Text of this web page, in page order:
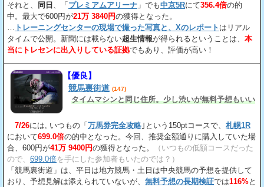
それと、
同日 、「 プレミアムアリーナ 」でも中京5Rにて356.4倍の的
中。最大で600円が21万 3840円の獲得となった。
… トレーニングセンターの現場で撮った写真と、Xのレポート はリアル
タイムで公開。新聞には載らない超生情報が得られるということは、 本
当にトレセンに出入りしている証拠でもあり、評価が高い！
【優良】
競馬裏街道 (147)
タイムマシンと同じ住所。少し渋いが無料予想もいい
7/26には, いつもの「 万馬券完全攻略 ｣という150ptコースで、 札幌1R
において699.0倍の的中となった。今回、推奨金額通りに購入していた場
合、600円が41万 9400円の獲得となった。
（いつもの低額コースだった
ので、 699.0倍を手にした参加者もいたのでは？）
「競馬裏街道」は、平日は地方競馬・土日は中央競馬の予想を提供して
おり、予想見解は添えられていないが、 無料予想の長期検証では116%と